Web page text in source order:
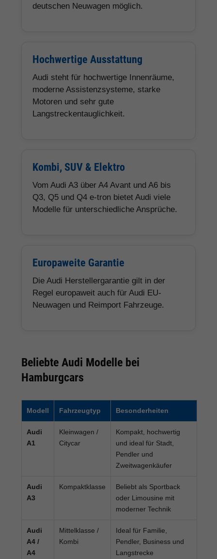
deutschen Neuwagen möglich.
Hochwertige Ausstattung
Audi steht für hochwertige Innenräume,
moderne Assistenzsysteme, starke
Motoren und sehr gute
Langstreckentauglichkeit.
Kombi, SUV & Elektro
Vom Audi A3 über A4 Avant und A6 bis
Q3, Q5 und Q4 e-tron bietet Audi viele
Modelle für unterschiedliche Ansprüche.
Europaweite Garantie
Die Audi Herstellergarantie gilt in der
Regel europaweit auch für Audi EU-
Neuwagen und Reimport Fahrzeuge.
Beliebte Audi Modelle bei
Hamburgcars
Modell Fahrzeugtyp Besonderheiten
Audi
A1
Kleinwagen /
Citycar
Kompakt, hochwertig
und ideal für Stadt,
Pendler und
Zweitwagenkäufer
Audi
A3
Kompaktklasse
Beliebt als Sportback
oder Limousine mit
moderner Technik
Audi
A4 /
A4
Mittelklasse /
Kombi
Ideal für Familie,
Pendler, Business und
Langstrecke